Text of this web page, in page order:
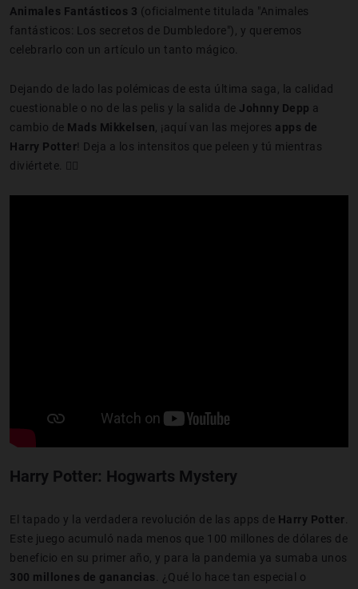
Animales Fantásticos 3 (oficialmente titulada "Animales
fantásticos: Los secretos de Dumbledore"), y queremos
celebrarlo con un artículo un tanto mágico.
Dejando de lado las polémicas de esta última saga, la calidad
cuestionable o no de las pelis y la salida de Johnny Depp a
cambio de Mads Mikkelsen , ¡aquí van las mejores apps de
Harry Potter! Deja a los intensitos que peleen y tú mientras
diviértete. 🧙‍♂️
Harry Potter: Hogwarts Mystery
El tapado y la verdadera revolución de las apps de Harry Potter.
Este juego acumuló nada menos que 100 millones de dólares de
beneficio en su primer año, y para la pandemia ya sumaba unos
300 millones de ganancias. ¿Qué lo hace tan especial o